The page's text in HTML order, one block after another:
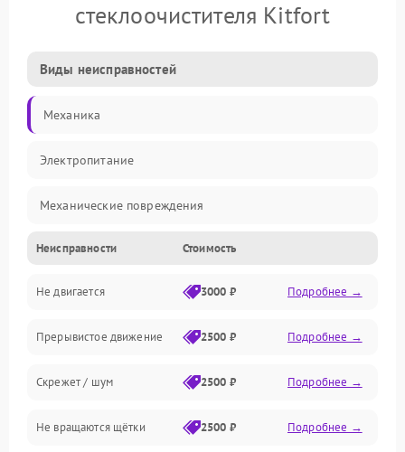
стеклоочистителя Kitfort
Виды неисправностей
Механика
Электропитание
Механические повреждения
Электроника
Управление
Электрика
Программное обеспечение
Электрика/Механические
Неисправности Стоимость
Не двигается 3000 ₽ Подробнее →
Прерывистое движение 2500 ₽ Подробнее →
Скрежет / шум 2500 ₽ Подробнее →
Не вращаются щётки 2500 ₽ Подробнее →